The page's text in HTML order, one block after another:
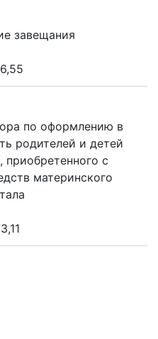
завещания
по оформлению в
родителей и детей
с
материнского